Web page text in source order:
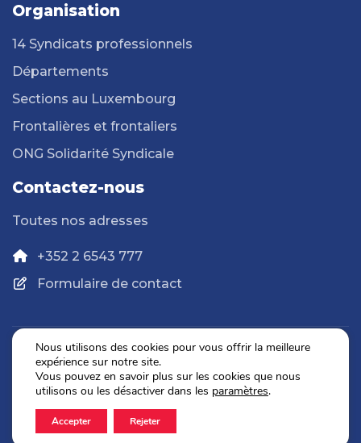
Organisation
14 Syndicats professionnels
Départements
Sections au Luxembourg
Frontalières et frontaliers
ONG Solidarité Syndicale
Contactez-nous
Toutes nos adresses
+352 2 6543 777
Formulaire de contact
Politique de confidentialité
Mentions légales
2026 © OGBL. Tous droits réservés.
Nous utilisons des cookies pour vous offrir la meilleure
expérience sur notre site.
Vous pouvez en savoir plus sur les cookies que nous
utilisons ou les désactiver dans les paramètres.
Accepter Rejeter